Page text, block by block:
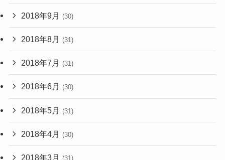
2018年9月 (30)
2018年8月 (31)
2018年7月 (31)
2018年6月 (30)
2018年5月 (31)
2018年4月 (30)
2018年3月 (31)